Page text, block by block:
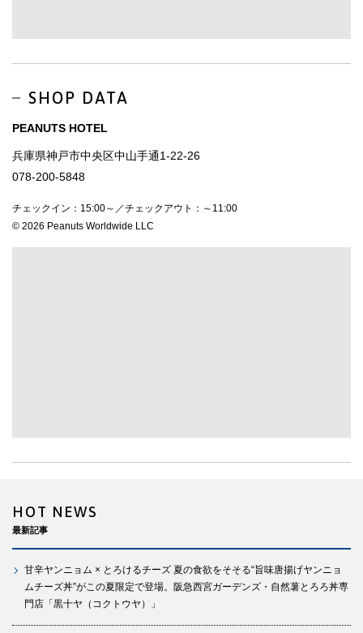
SHOP DATA
PEANUTS HOTEL
兵庫県神戸市中央区中山手通1-22-26
078-200-5848
チェックイン：15:00～／チェックアウト：～11:00
© 2026 Peanuts Worldwide LLC
HOT NEWS
最新記事
甘辛ヤンニョム × とろけるチーズ 夏の食欲をそそる“旨味唐揚げヤンニョ
ムチーズ丼”がこの夏限定で登場。阪急西宮ガーデンズ・自然薯とろろ丼専
門店「黒十ヤ（コクトウヤ）」